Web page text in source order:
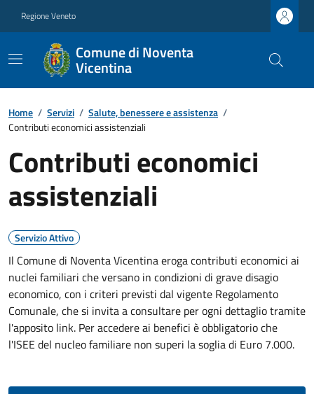
Regione Veneto
Comune di Noventa
Vicentina
Home / Servizi / Salute, benessere e assistenza /
Contributi economici assistenziali
Contributi economici
assistenziali
Servizio Attivo
Il Comune di Noventa Vicentina eroga contributi economici ai
nuclei familiari che versano in condizioni di grave disagio
economico, con i criteri previsti dal vigente Regolamento
Comunale, che si invita a consultare per ogni dettaglio tramite
l'apposito link. Per accedere ai benefici è obbligatorio che
l'ISEE del nucleo familiare non superi la soglia di Euro 7.000.